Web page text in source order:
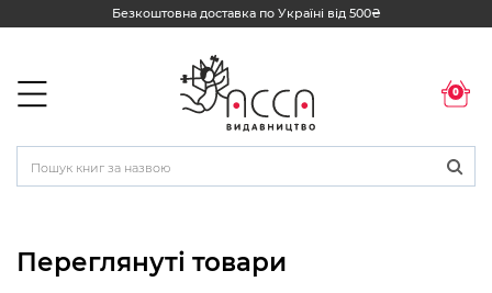
Безкоштовна доставка по Україні від 500₴
0
Переглянуті товари